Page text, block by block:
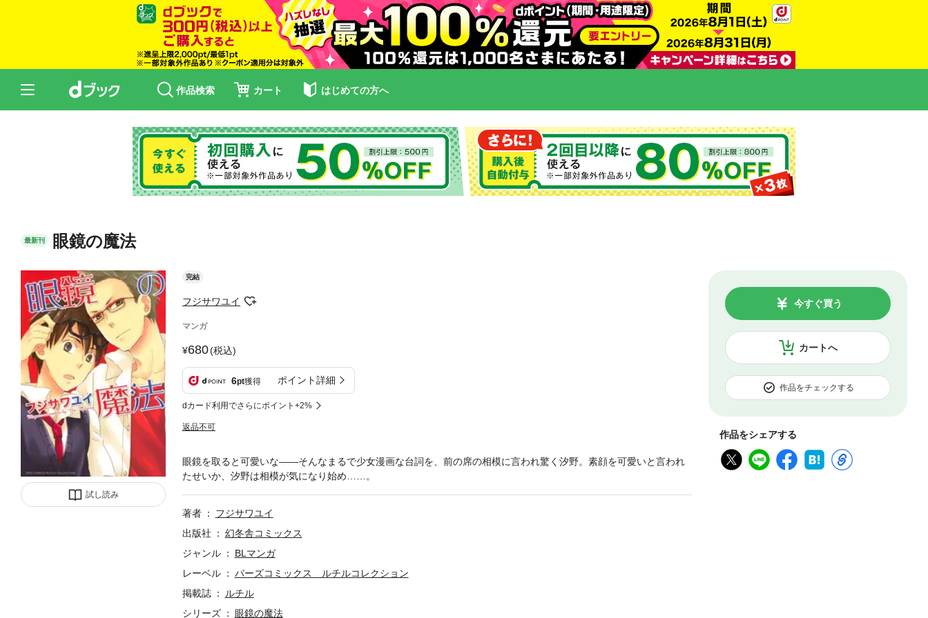
作品検索 カート はじめての方へ
最新刊 眼鏡の魔法
試し読み
完結
フジサワユイ
マンガ
680(税込)
6pt獲得 ポイント詳細
dカード利用でさらにポイント+2%
返品不可
カートへ
今すぐ買う
作品をチェックする
作品をシェアする
眼鏡を取ると可愛いな――そんなまるで少女漫画な台詞を、前の席の相模に言われ驚く汐野。素顔を可愛いと言われ
たせいか、汐野は相模が気になり始め……。
著者
フジサワユイ
出版社
幻冬舎コミックス
ジャンル
BLマンガ
レーベル
バーズコミックス ルチルコレクション
掲載誌
ルチル
シリーズ
眼鏡の魔法